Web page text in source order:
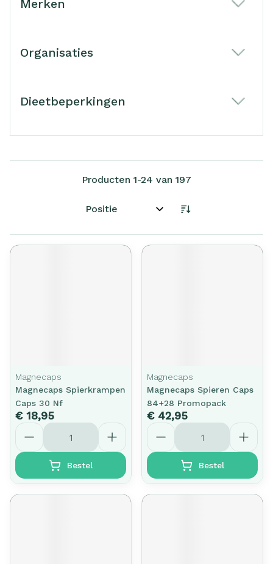
Merken
Organisaties
Dieetbeperkingen
Producten 1-24 van 197
Sorteer op:
Magnecaps
Magnecaps Spierkrampen
Caps 30 Nf
€ 18,95
Aantal
Bestel
Magnecaps
Magnecaps Spieren Caps
84+28 Promopack
€ 42,95
Aantal
Bestel